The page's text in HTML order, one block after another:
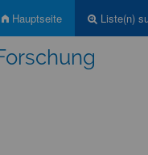
Hauptseite Liste(n)